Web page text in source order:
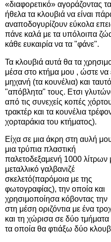
«διαφορετικό» αγοράζοντας
ήθελα τα κλουβιά να είναι
αναποδογυρίζουν εύκολα
πάνε καλά με τα υπόλοιπα
κάθε ευκαιρία να τα "φάνε".
Τα κλουβιά αυτά θα τα
μέσα στο κτήμα μου , ώστε να
μηχανή (τα κουνέλια) και
"απόβλητα" τους. Ετσι
από τις συνεχείς κοπές
τρακτέρ και τα κουνέλια
χορταράκια του κτήματος).
Είχα σε μια άκρη στη αυλή
μια τρύπια πλαστική
παλετοδεξαμενή 1000 λίτρων
μεταλλικό γαλβανιζέ
σκελετό(παρόμοια με της
φωτογραφίας), την οποία και
χρησιμοποίησα κόβοντας την
στη μέση οριζόντια με ένα
και τη χώρισα σε δύο τμήματα
τα οποία θα φτιάξω δύο